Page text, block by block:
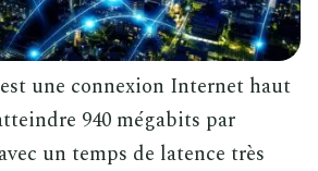
une connexion Internet haut
940 mégabits par
un temps de latence très